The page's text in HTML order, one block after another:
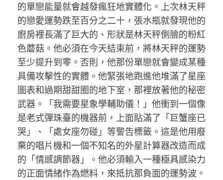
的單戀能量就會越發瘋狂地實體化。上次林天秤
的戀愛運勢跌至百分之二十，張水瓶就發現他的
廚房裡長滿了巨大的、形狀是林天秤側臉的粉紅
色蘑菇。他必須在今天結束前，將林天秤的運勢
至少提升到零。否則，他那份單戀就會變成某種
具備攻擊性的實體。他緊張地跑進他堆滿了星座
圖表和過期甜甜圈的地下室，那裡放著他的秘密
武器。「我需要星象學輔助儀！」他衝到一個像
是老式彈珠臺的機器前，上面貼滿了「巨蟹座已
哭」、「處女座勿碰」等警告標籤。這是他用廢
棄的唱片機和一個不知名的外星計算器改造而成
的「情感調節器」。他必須輸入一種極具感染力
的正面情緒作為燃料，來抵抗那負面的運勢波。